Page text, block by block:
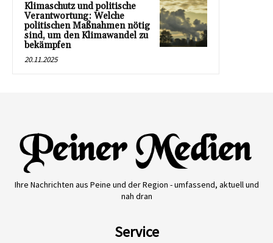
Klimaschutz und politische
Verantwortung: Welche
politischen Maßnahmen nötig
sind, um den Klimawandel zu
bekämpfen
20.11.2025
Ihre Nachrichten aus Peine und der Region - umfassend, aktuell und
nah dran
Service